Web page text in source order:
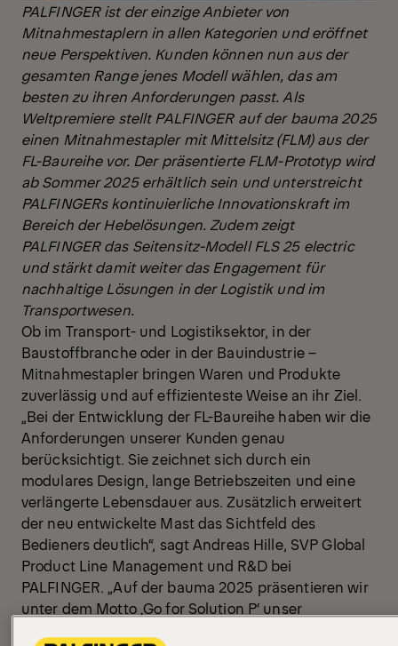
PALFINGER ist der einzige Anbieter von
Mitnahmestaplern in allen Kategorien und eröffnet
neue Perspektiven. Kunden können nun aus der
gesamten Range jenes Modell wählen, das am
besten zu ihren Anforderungen passt. Als
Weltpremiere stellt PALFINGER auf der bauma 2025
einen Mitnahmestapler mit Mittelsitz (FLM) aus der
FL-Baureihe vor. Der präsentierte FLM-Prototyp wird
ab Sommer 2025 erhältlich sein und unterstreicht
PALFINGERs kontinuierliche Innovationskraft im
Bereich der Hebelösungen. Zudem zeigt
PALFINGER das Seitensitz-Modell FLS 25 electric
und stärkt damit weiter das Engagement für
nachhaltige Lösungen in der Logistik und im
Transportwesen.
Ob im Transport- und Logistiksektor, in der
Baustoffbranche oder in der Bauindustrie –
Mitnahmestapler bringen Waren und Produkte
zuverlässig und auf effizienteste Weise an ihr Ziel.
„Bei der Entwicklung der FL-Baureihe haben wir die
Anforderungen unserer Kunden genau
berücksichtigt. Sie zeichnet sich durch ein
modulares Design, lange Betriebszeiten und eine
verlängerte Lebensdauer aus. Zusätzlich erweitert
der neu entwickelte Mast das Sichtfeld des
Bedieners deutlich“, sagt Andreas Hille, SVP Global
Product Line Management und R&D bei
PALFINGER. „Auf der bauma 2025 präsentieren wir
unter dem Motto ‚Go for Solution P‘ unser